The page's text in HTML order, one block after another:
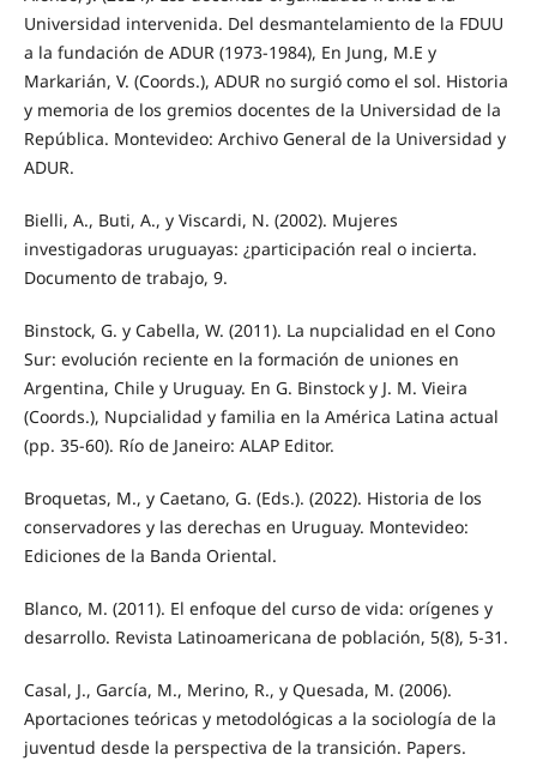
Universidad intervenida. Del desmantelamiento de la FDUU
a la fundación de ADUR (1973-1984), En Jung, M.E y
Markarián, V. (Coords.), ADUR no surgió como el sol. Historia
y memoria de los gremios docentes de la Universidad de la
República. Montevideo: Archivo General de la Universidad y
ADUR.
Bielli, A., Buti, A., y Viscardi, N. (2002). Mujeres
investigadoras uruguayas: ¿participación real o incierta.
Documento de trabajo, 9.
Binstock, G. y Cabella, W. (2011). La nupcialidad en el Cono
Sur: evolución reciente en la formación de uniones en
Argentina, Chile y Uruguay. En G. Binstock y J. M. Vieira
(Coords.), Nupcialidad y familia en la América Latina actual
(pp. 35-60). Río de Janeiro: ALAP Editor.
Broquetas, M., y Caetano, G. (Eds.). (2022). Historia de los
conservadores y las derechas en Uruguay. Montevideo:
Ediciones de la Banda Oriental.
Blanco, M. (2011). El enfoque del curso de vida: orígenes y
desarrollo. Revista Latinoamericana de población, 5(8), 5-31.
Casal, J., García, M., Merino, R., y Quesada, M. (2006).
Aportaciones teóricas y metodológicas a la sociología de la
juventud desde la perspectiva de la transición. Papers.